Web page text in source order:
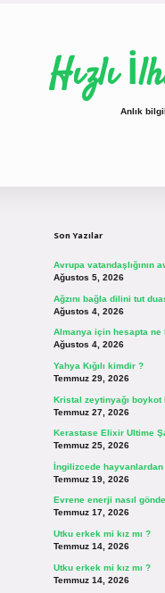
Hızlı
Anlık
Son Yazılar
Avrupa vatandaşlığının
Ağustos 5, 2026
Ağzını bağla dilini tut
Ağustos 4, 2026
Almanya için hesapta ne
Ağustos 4, 2026
Yahya Kığılı kimdir ?
Temmuz 29, 2026
Kristal zeytinyağı
Temmuz 27, 2026
Kerastase Elixir Ultime
Temmuz 25, 2026
İngilizcede
Temmuz 19, 2026
Evrene enerji nasıl
Temmuz 17, 2026
Utku erkek mi kız mı ?
Temmuz 14, 2026
Utku erkek mi kız mı ?
Temmuz 14, 2026